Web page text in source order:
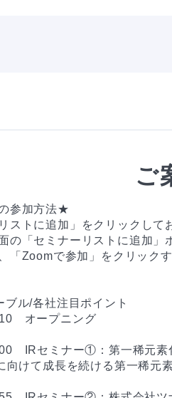
ご
参加方法★
ストに追加」をクリックし
の「セミナーリストに追加
「Zoomで参加」をクリック
ブル/各社注目ポイント
　オープニング
　IRセミナー①：第一稀元素
向けて成長を続ける第一稀元